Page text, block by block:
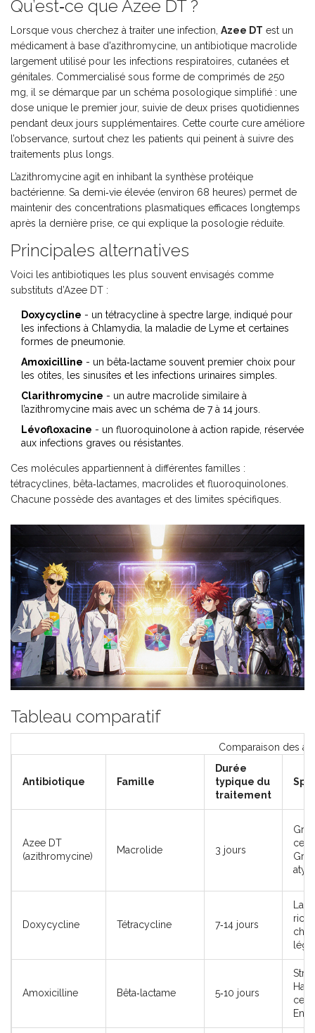
Qu’est‑ce que Azee DT ?
Lorsque vous cherchez à traiter une infection, Azee DT est un
médicament à base d'azithromycine , un antibiotique macrolide
largement utilisé pour les infections respiratoires, cutanées et
génitales. Commercialisé sous forme de comprimés de 250
mg, il se démarque par un schéma posologique simplifié : une
dose unique le premier jour, suivie de deux prises quotidiennes
pendant deux jours supplémentaires. Cette courte cure améliore
l’observance, surtout chez les patients qui peinent à suivre des
traitements plus longs.
L’azithromycine agit en inhibant la synthèse protéique
bactérienne. Sa demi‑vie élevée (environ 68 heures) permet de
maintenir des concentrations plasmatiques efficaces longtemps
après la dernière prise, ce qui explique la posologie réduite.
Principales alternatives
Voici les antibiotiques les plus souvent envisagés comme
substituts d’Azee DT :
Doxycycline - un tétracycline à spectre large, indiqué pour
les infections à Chlamydia, la maladie de Lyme et certaines
formes de pneumonie.
Amoxicilline - un bêta‑lactame souvent premier choix pour
les otites, les sinusites et les infections urinaires simples.
Clarithromycine - un autre macrolide similaire à
l’azithromycine mais avec un schéma de 7 à 14 jours.
Lévofloxacine - un fluoroquinolone à action rapide, réservée
aux infections graves ou résistantes.
Ces molécules appartiennent à différentes familles :
tétracyclines, bêta‑lactames, macrolides et fluoroquinolones.
Chacune possède des avantages et des limites spécifiques.
Tableau comparatif
Comparaison des
Antibiotique Famille
Durée
typique du
traitement
Azee DT
(azithromycine)
Macrolide 3 jours
Doxycycline Tétracycline 7‑14 jours
Amoxicilline Bêta‑lactame 5‑10 jours